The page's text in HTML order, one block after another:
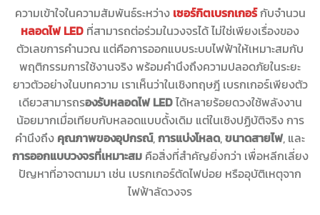
ความเข้าใจในความสัมพันธ์ระหว่าง เซอร์กิตเบรกเกอร์กับจำนวน
หลอดไฟ LED ที่สามารถต่อร่วมในวงจรได้ ไม่ใช่เพียงเรื่องของ
ตัวเลขการคำนวณ แต่คือการออกแบบระบบไฟฟ้าให้เหมาะสมกับ
พฤติกรรมการใช้งานจริง พร้อมคำนึงถึงความปลอดภัยในระยะ
ยาวตัวอย่างในบทความ เราเห็นว่าในเชิงทฤษฎี เบรกเกอร์เพียงตัว
เดียวสามารถรองรับหลอดไฟ LEDได้หลายร้อยดวงใช้พลังงาน
น้อยมากเมื่อเทียบกับหลอดแบบดั้งเดิม แต่ในเชิงปฏิบัติจริง การ
คำนึงถึง คุณภาพของอุปกรณ์,การแบ่งโหลด,ขนาดสายไฟ, และ
การออกแบบวงจรที่เหมาะสมคือสิ่งที่สำคัญยิ่งกว่า เพื่อหลีกเลี่ยง
ปัญหาที่อาจตามมา เช่น เบรกเกอร์ตัดไฟบ่อย หรืออุบัติเหตุจาก
ไฟฟ้าลัดวงจร